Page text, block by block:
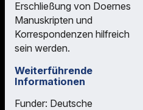
Erschließung von Doernes
Manuskripten und
Korrespondenzen hilfreich
sein werden.
Weiterführende
Informationen
Funder: Deutsche